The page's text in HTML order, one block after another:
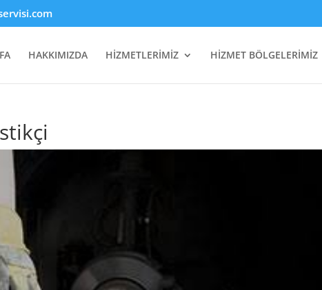
HAKKIMIZDA HİZMETLERİMİZ HİZMET BÖLGELERİMİZ